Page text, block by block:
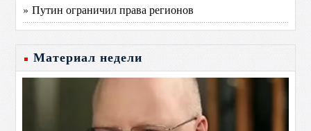
» Путин ограничил права регионов
Материал недели